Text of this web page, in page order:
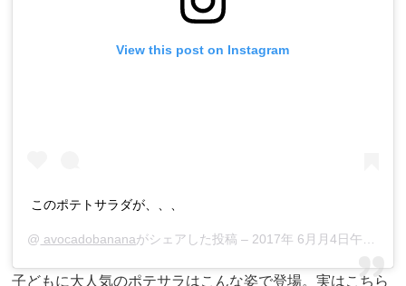
View this post on Instagram
このポテトサラダが、、、
@ avocadobananaがシェアした投稿 – 2017年 6月月4日午前3時51分PDT
子どもに大人気のポテサラはこんな姿で登場。実はこちら